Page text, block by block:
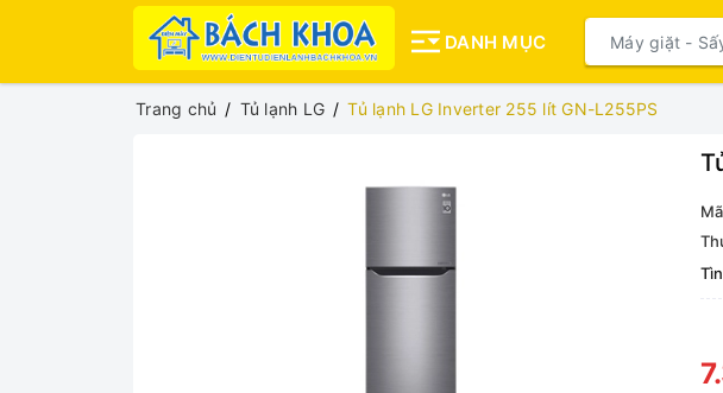
DANH MỤC
Trang chủ Tủ lạnh LG Tủ lạnh LG Inverter 255 lít GN-L255PS